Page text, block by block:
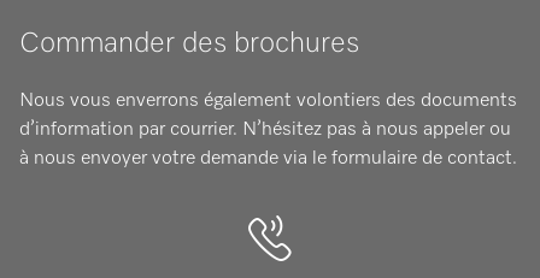
Commander des brochures
Nous vous enverrons également volontiers des documents
d’information par courrier. N’hésitez pas à nous appeler ou
à nous envoyer votre demande via le formulaire de contact.